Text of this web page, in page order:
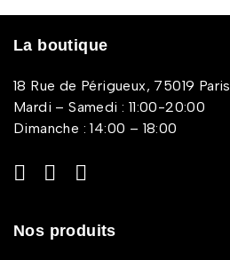
La boutique
18 Rue de Périgueux, 75019 Paris
Mardi – Samedi : 11:00-20:00
Dimanche : 14:00 – 18:00
Nos produits